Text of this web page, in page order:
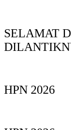
SELAMAT
HPN 2026